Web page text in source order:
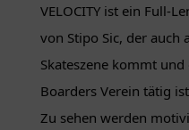
VELOCITY ist ein Full-
von Stipo Sic, der auch
Skateszene kommt
Boarders Verein tätig
Zu sehen werden